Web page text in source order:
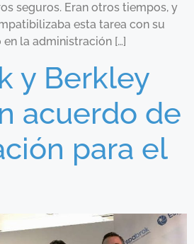
seguros. Eran otros tiempos, y
esta tarea con su
la administración […]
y Berkley
acuerdo de
para el